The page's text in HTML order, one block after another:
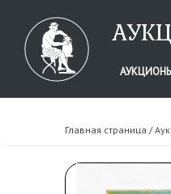
Главная страница /